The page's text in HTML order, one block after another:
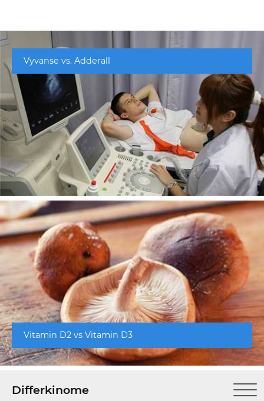
Vyvanse vs. Adderall
Vitamin D2 vs Vitamin D3
Differkinome